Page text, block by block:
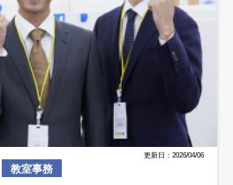
更新日：2026/04/06
教室事務